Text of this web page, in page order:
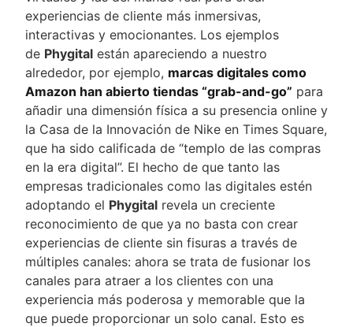
experiencias de cliente más inmersivas,
interactivas y emocionantes. Los ejemplos
de Phygital están apareciendo a nuestro
alrededor, por ejemplo, marcas digitales como
Amazon han abierto tiendas “grab-and-go” para
añadir una dimensión física a su presencia online y
la Casa de la Innovación de Nike en Times Square,
que ha sido calificada de “templo de las compras
en la era digital”. El hecho de que tanto las
empresas tradicionales como las digitales estén
adoptando el Phygital revela un creciente
reconocimiento de que ya no basta con crear
experiencias de cliente sin fisuras a través de
múltiples canales: ahora se trata de fusionar los
canales para atraer a los clientes con una
experiencia más poderosa y memorable que la
que puede proporcionar un solo canal. Esto es